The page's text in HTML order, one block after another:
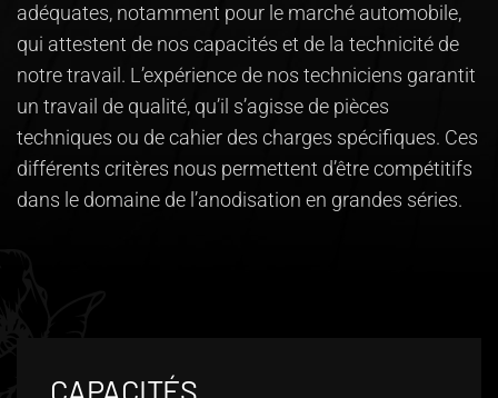
adéquates, notamment pour le marché automobile,
qui attestent de nos capacités et de la technicité de
notre travail. L’expérience de nos techniciens garantit
un travail de qualité, qu’il s’agisse de pièces
techniques ou de cahier des charges spécifiques. Ces
différents critères nous permettent d’être compétitifs
dans le domaine de l’anodisation en grandes séries.
CAPACITÉS